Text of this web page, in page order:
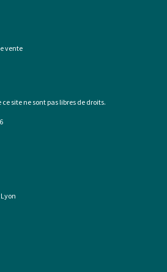
vente
site ne sont pas libres de droits.